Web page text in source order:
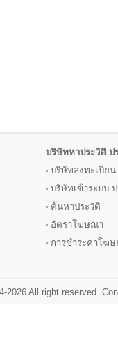
บริษัทหาประวัติ ป
บริษัทลงทะเบียน
บริษัทเข้าระบบ
ค้นหาประวัติ
อัตราโฆษณา
การชำระค่าโฆ
2026 All right reserved.